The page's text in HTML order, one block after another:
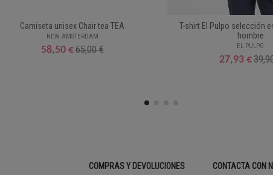
Camiseta unisex Chair tea TEA
NEW AMSTERDAM
58,50 €65,00 €
T-shirt El Pulpo selección
hombre
EL PULPO
27,93 €
COMPRAS Y DEVOLUCIONES CONTACTA CON